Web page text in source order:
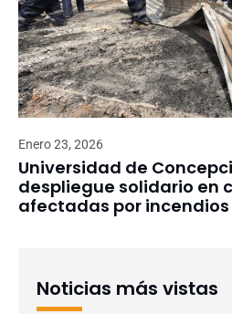
Enero 23, 2026
Universidad de
despliegue solidario en
afectadas por incendios
Noticias más vistas